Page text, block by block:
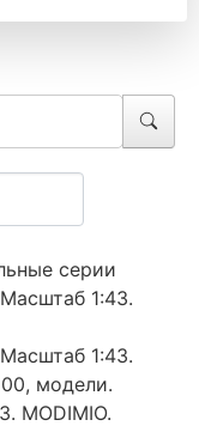
серии
1:43.
1:43.
модели.
MODIMIO.